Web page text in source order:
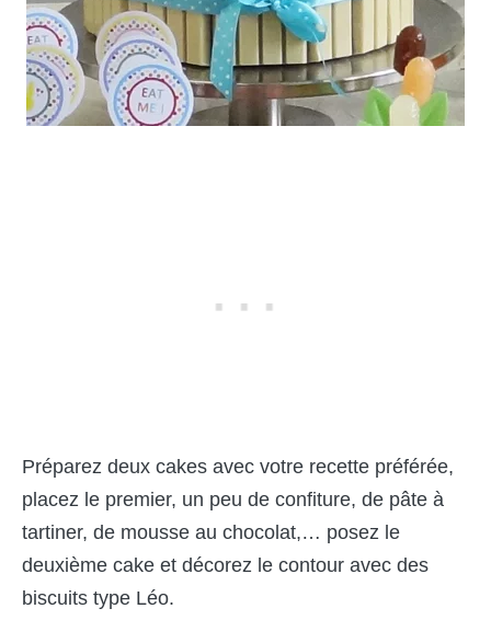
Préparez deux cakes avec votre recette préférée,
placez le premier, un peu de confiture, de pâte à
tartiner, de mousse au chocolat,… posez le
deuxième cake et décorez le contour avec des
biscuits type Léo.